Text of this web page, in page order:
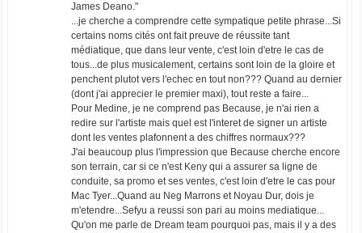
James Deano."
...je cherche a comprendre cette sympatique petite phrase...Si
certains noms cités ont fait preuve de réussite tant
médiatique, que dans leur vente, c'est loin d'etre le cas de
tous...de plus musicalement, certains sont loin de la gloire et
penchent plutot vers l'echec en tout non??? Quand au dernier
(dont j'ai apprecier le premier maxi), tout reste a faire...
Pour Medine, je ne comprend pas Because, je n'ai rien a
redire sur l'artiste mais quel est l'interet de signer un artiste
dont les ventes plafonnent a des chiffres normaux???
J'ai beaucoup plus l'impression que Because cherche encore
son terrain, car si ce n'est Keny qui a assurer sa ligne de
conduite, sa promo et ses ventes, c'est loin d'etre le cas pour
Mac Tyer...Quand au Neg Marrons et Noyau Dur, dois je
m'etendre...Sefyu a reussi son pari au moins mediatique...
Qu'on me parle de Dream team pourquoi pas, mais il y a des